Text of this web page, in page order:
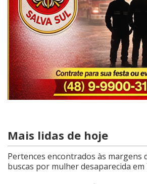
Mais lidas de hoje
Pertences encontrados às margens
buscas por mulher desaparecida em